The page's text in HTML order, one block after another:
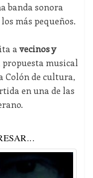
banda sonora
más pequeños.
a vecinos y
musical
Colón de cultura,
en una de las